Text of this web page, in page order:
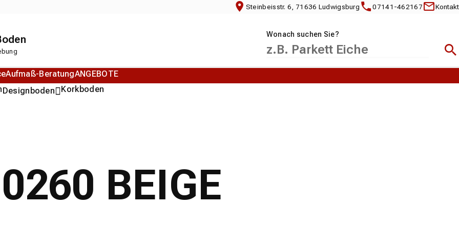
Steinbeisstr. 6, 71636 Ludwigsburg 07141-462167 Kontakt
Wonach suchen Sie?
Designboden Korkboden
Aufmaß-BeratungANGEBOTE
BEIGE